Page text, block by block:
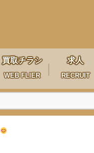
買取チラシ
WEB FLIER
求人
RECRUIT